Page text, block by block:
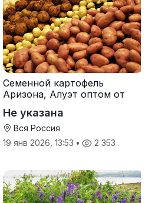
Семенной картофель
Аризона, Алуэт оптом от
Не указана
Вся Россия
19 янв 2026, 13:53 • 2 353